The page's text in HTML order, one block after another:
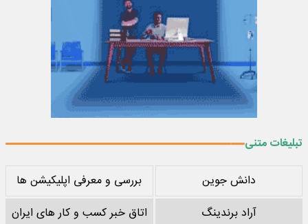
تبلیغات متنی
دانش جوین
بررسی و معرفی اپلیکیشن ها
آراد برندینگ
اتاق خبر کسب و کار های ایران